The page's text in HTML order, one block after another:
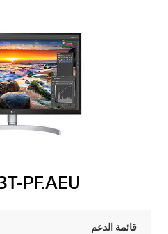
PF.AEU
قائمة الدعم